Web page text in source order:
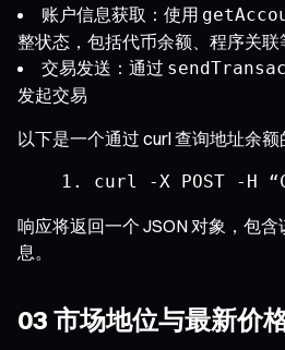
账户信息获取：使用
整状态，包括代币余额、程序关联
交易发送：通过
发起交易
以下是一个通过 curl 查询地址余额
curl -X POST - H “
响应将返回一个 JSON 对象，包
息。
03 市场地位与最新价